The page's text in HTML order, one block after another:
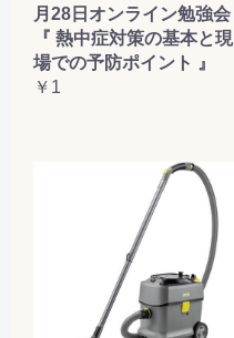
月28日オンライン勉強会
『 熱中症対策の基本と現
場での予防ポイント 』
￥1